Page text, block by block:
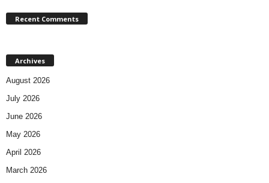
Recent Comments
Archives
August 2026
July 2026
June 2026
May 2026
April 2026
March 2026